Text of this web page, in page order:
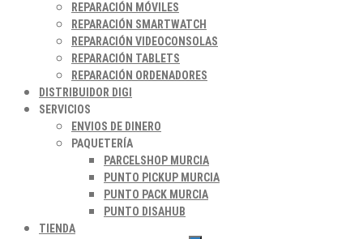
REPARACIÓN MÓVILES
REPARACIÓN SMARTWATCH
REPARACIÓN VIDEOCONSOLAS
REPARACIÓN TABLETS
REPARACIÓN ORDENADORES
DISTRIBUIDOR DIGI
SERVICIOS
ENVIOS DE DINERO
PAQUETERÍA
PARCELSHOP MURCIA
PUNTO PICKUP MURCIA
PUNTO PACK MURCIA
PUNTO DISAHUB
TIENDA